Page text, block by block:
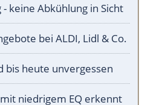
keine Abkühlung in Sicht
bei ALDI, Lidl & Co.
bis heute unvergessen
niedrigem EQ erkennt